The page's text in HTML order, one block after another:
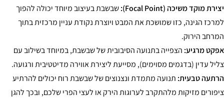
יצירת מוקד משיכה (Focal Point):
שבשבת בעיצוב מיוחד יכולה להפוך
למרכז הגינה, כזו שמושכת את המבט ויוצרת נקודת עניין מרכזית בתוך
המרחב הירוק.
אפקט מרגיע: הצפייה בתנועה הסיבובית של שבשבת, במיוחד בשילוב עם
צליל עדין (בדגמים מסוימים), מסייעת ליצירת אווירה מדיטטיבית ורגועה.
הרתעה טבעית: תנועה מתמדת ונצנוצים של שבשבת רוח יכולים להרתיע
ציפורים מזיקות מלהתקרב לערוגות הירק או לעצי הפרי שלכם, ובכך להגן